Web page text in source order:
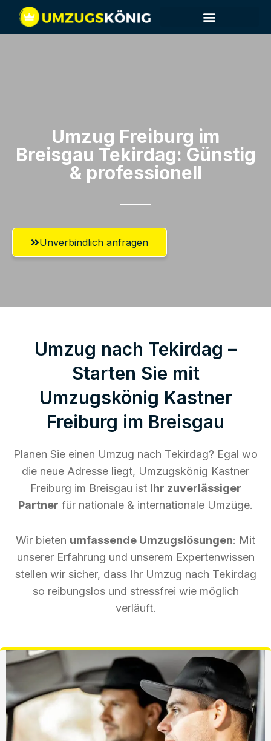
Umzug Freiburg im
Breisgau​ Tekirdag: Günstig
& professionell​
Unverbindlich anfragen
Umzug nach Tekirdag –
Starten Sie mit
Umzugskönig Kastner
Freiburg im Breisgau
Planen Sie einen Umzug nach Tekirdag? Egal wo
die neue Adresse liegt, Umzugskönig Kastner
Freiburg im Breisgau ist Ihr zuverlässiger
Partner für nationale & internationale Umzüge.
Wir bieten umfassende Umzugslösungen: Mit
unserer Erfahrung und unserem Expertenwissen
stellen wir sicher, dass Ihr Umzug nach Tekirdag
so reibungslos und stressfrei wie möglich
verläuft.